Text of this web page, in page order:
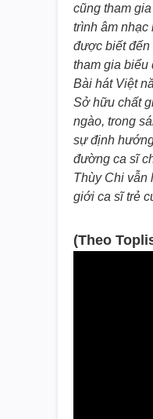
cũng tham
trình âm
được biết
tham gia biểu
Bài hát Việt
Sở hữu chất
ngào, trong
sự định
đường ca sĩ
Thùy Chi vẫn
giới ca sĩ trẻ
(Theo